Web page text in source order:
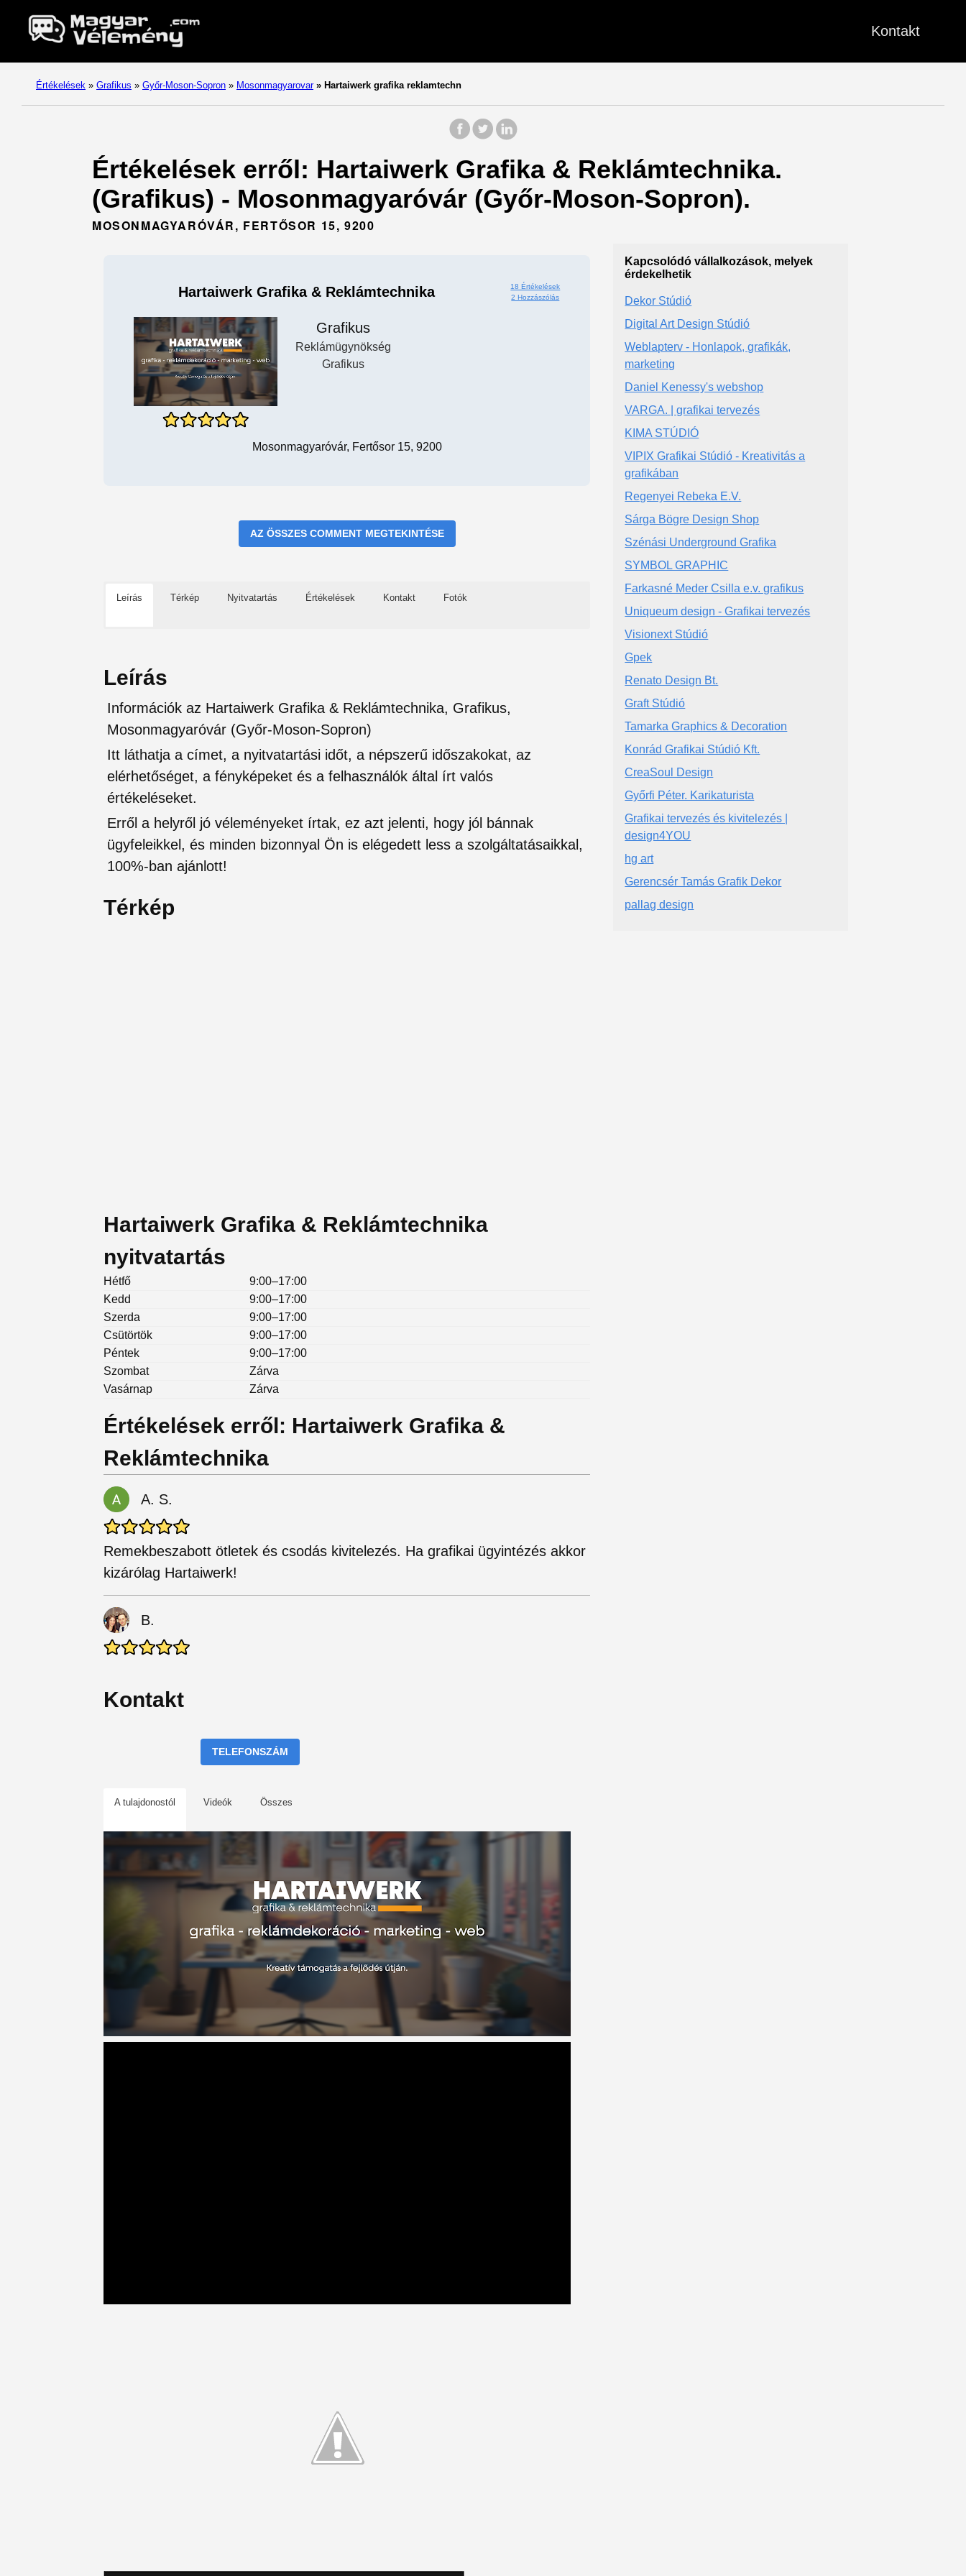
Kontakt
Értékelések » Grafikus » Győr-Moson-Sopron » Mosonmagyarovar » Hartaiwerk grafika reklamtechn
Értékelések erről: Hartaiwerk Grafika & Reklámtechnika.
(Grafikus) - Mosonmagyaróvár (Győr-Moson-Sopron).
MOSONMAGYARÓVÁR, FERTŐSOR 15, 9200
Hartaiwerk Grafika & Reklámtechnika
18 Értékelések
2 Hozzászólás
Grafikus
Reklámügynökség
Grafikus
Mosonmagyaróvár, Fertősor 15, 9200
AZ ÖSSZES COMMENT MEGTEKINTÉSE
Leírás Térkép Nyitvatartás Értékelések Kontakt Fotók
Leírás
Információk az Hartaiwerk Grafika & Reklámtechnika, Grafikus,
Mosonmagyaróvár (Győr-Moson-Sopron)
Itt láthatja a címet, a nyitvatartási időt, a népszerű időszakokat, az
elérhetőséget, a fényképeket és a felhasználók által írt valós
értékeléseket.
Erről a helyről jó véleményeket írtak, ez azt jelenti, hogy jól bánnak
ügyfeleikkel, és minden bizonnyal Ön is elégedett less a szolgáltatásaikkal,
100%-ban ajánlott!
Térkép
Hartaiwerk Grafika & Reklámtechnika
nyitvatartás
Hétfő
9:00–17:00
Kedd
9:00–17:00
Szerda
9:00–17:00
Csütörtök
9:00–17:00
Péntek
9:00–17:00
Szombat
Zárva
Vasárnap
Zárva
Értékelések erről: Hartaiwerk Grafika &
Reklámtechnika
A. S.
Remekbeszabott ötletek és csodás kivitelezés. Ha grafikai ügyintézés akkor
kizárólag Hartaiwerk!
B.
Kontakt
TELEFONSZÁM
A tulajdonostól Videók Összes
Kapcsolódó vállalkozások, melyek
érdekelhetik
Dekor Stúdió
Digital Art Design Stúdió
Weblapterv - Honlapok, grafikák,
marketing
Daniel Kenessy's webshop
VARGA. | grafikai tervezés
KIMA STÚDIÓ
VIPIX Grafikai Stúdió - Kreativitás a
grafikában
Regenyei Rebeka E.V.
Sárga Bögre Design Shop
Szénási Underground Grafika
SYMBOL GRAPHIC
Farkasné Meder Csilla e.v. grafikus
Uniqueum design - Grafikai tervezés
Visionext Stúdió
Gpek
Renato Design Bt.
Graft Stúdió
Tamarka Graphics & Decoration
Konrád Grafikai Stúdió Kft.
CreaSoul Design
Győrfi Péter. Karikaturista
Grafikai tervezés és kivitelezés |
design4YOU
hg art
Gerencsér Tamás Grafik Dekor
pallag design